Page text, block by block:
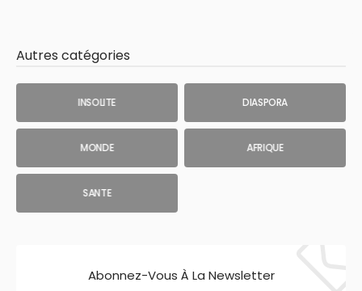
Autres catégories
INSOLITE DIASPORA
MONDE AFRIQUE
SANTE
Abonnez-Vous À La Newsletter